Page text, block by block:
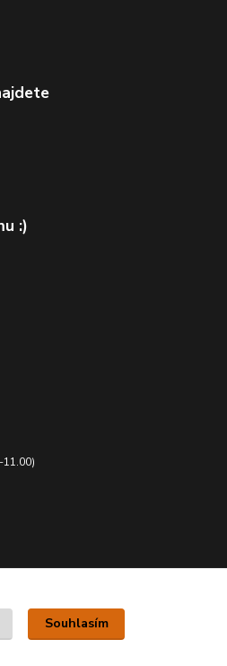
:)
sběr cookies.
Souhlasím